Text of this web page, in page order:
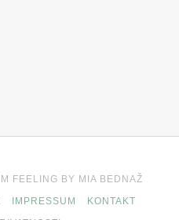
FEELING BY MIA BEDNAŽ
IMPRESSUM
KONTAKT